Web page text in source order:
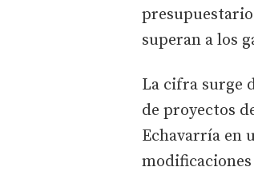
superan a los
La cifra surge
de proyectos
Echavarría en